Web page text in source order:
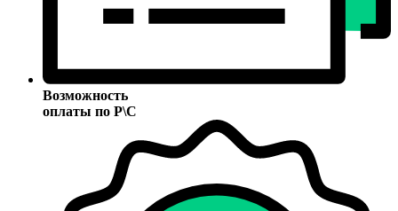
Возможность
оплаты по Р\С